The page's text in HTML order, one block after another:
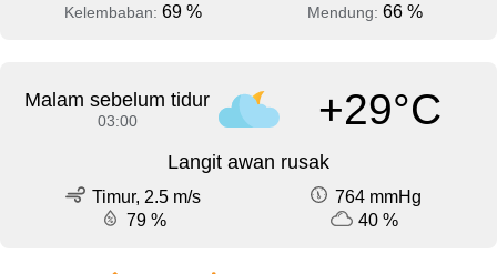
Kelembaban: 69 % Mendung: 66 %
Malam sebelum tidur
03:00 +29°C
Langit awan rusak
Timur, 2.5 m/s
764 mmHg
79 %
40 %